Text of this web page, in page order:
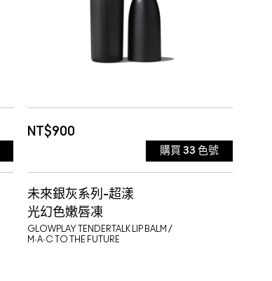
627 COOL TEDDY 獨享泰迪
631 YASH 沉迷夢境
640 RED ROCK 搖滾紅橙
646 MARRAKESH 肉桂紅茶
NT$900
購買 33 色號
801 AMOROUS 光微醺 短效品
效期:2027-06-01
802 BRAVE 光勇敢
804 CALL IT COZY 光太妃 短
未來銀灰系列-超漾
光幻色嫩唇凍
GLOWPLAY TENDERTALK LIP BALM /
M·A·C TO THE FUTURE